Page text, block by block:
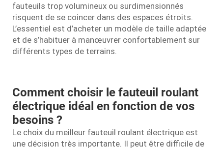
fauteuils trop volumineux ou surdimensionnés
risquent de se coincer dans des espaces étroits.
L’essentiel est d’acheter un modèle de taille adaptée
et de s’habituer à manœuvrer confortablement sur
différents types de terrains.
Comment choisir le fauteuil roulant
électrique idéal en fonction de vos
besoins ?
Le choix du meilleur fauteuil roulant électrique est
une décision très importante. Il peut être difficile de